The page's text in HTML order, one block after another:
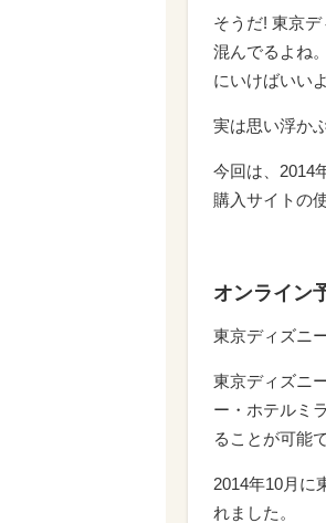
そうだ! 東京
混んでるよね
にいけばいい
実は思い浮か
今回は、2014
購入サイトの
オンライン
東京ディズニ
東京ディズニ
ー・ホテルミ
ることが可能で
2014年10月に
れました。